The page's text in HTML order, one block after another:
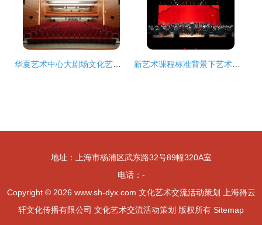
地址：上海市杨浦区武东路32号89幢320A室
电话：-
Copyright © 2026 www.sh-dyx.com 文化艺术交流活动策划
上海得云
轩文化传播有限公司 文化艺术交流活动策划 版权所有 Sitemap